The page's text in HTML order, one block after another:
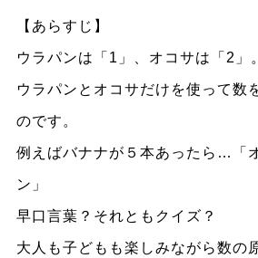
【あらすじ】
ウラパンは「1」、オコサは「2」。
ウラパンとオコサだけを使って数
のです。
例えばバナナが５本あったら…「
ン」
早口言葉？それともクイズ？
大人も子どもも楽しみながら数の